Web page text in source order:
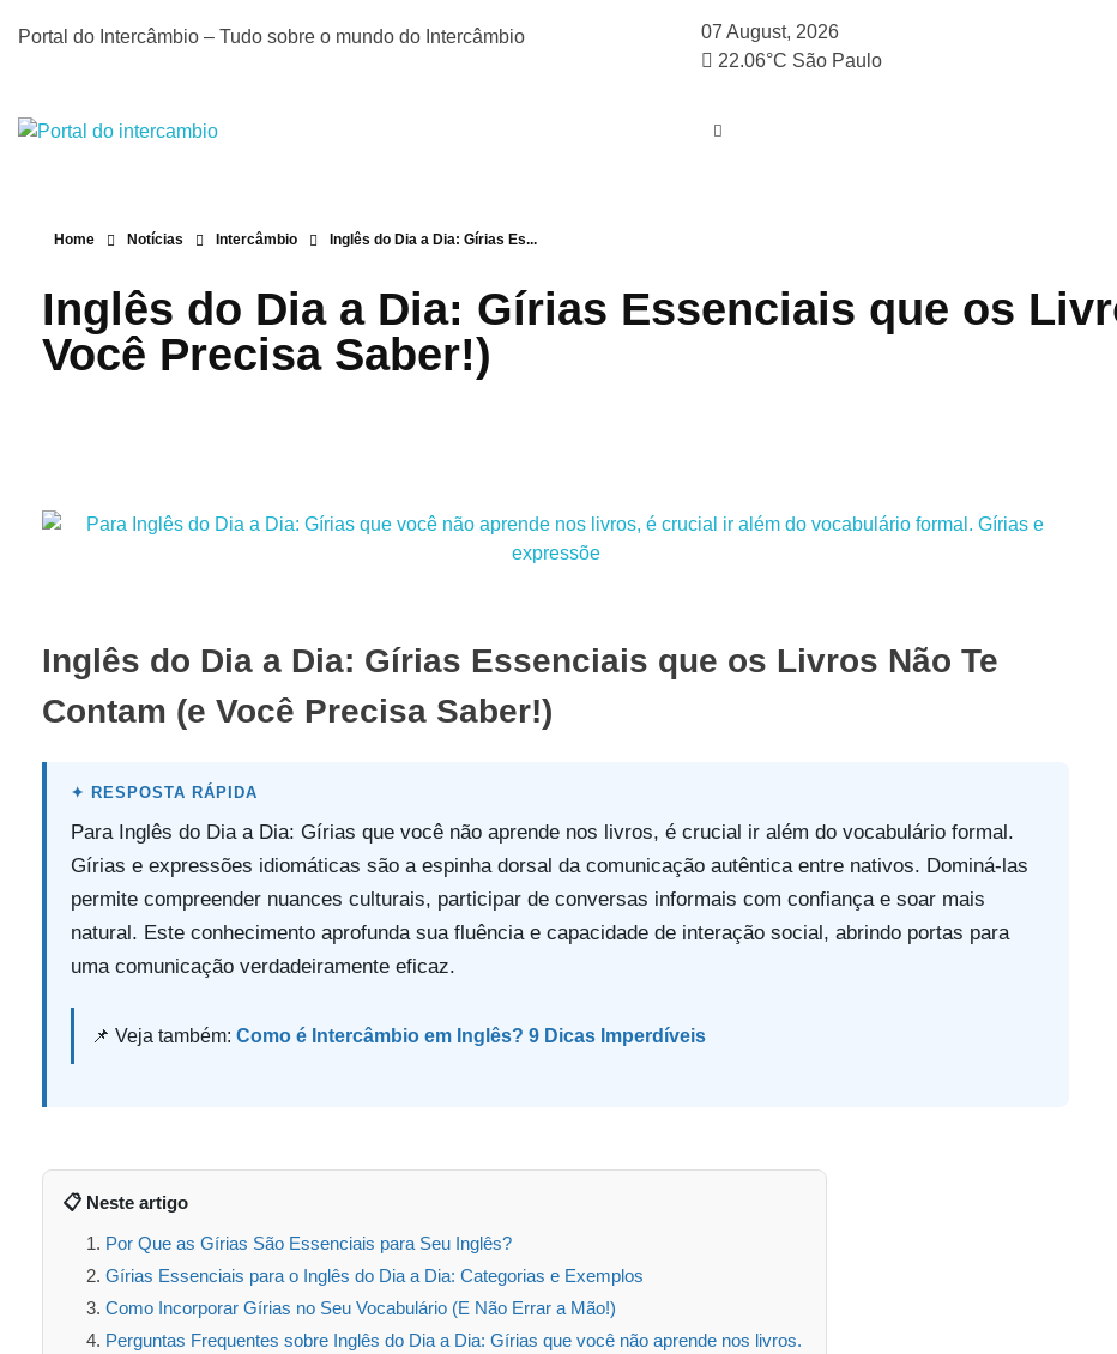
Portal do Intercâmbio – Tudo sobre o mundo do Intercâmbio
07 August, 2026
22.06°C São Paulo
Home Notícias Intercâmbio Inglês do Dia a Dia: Gírias Es...
Inglês do Dia a Dia: Gírias Essenciais que os
Você Precisa Saber!)
Inglês do Dia a Dia: Gírias Essenciais que os Livros Não Te
Contam (e Você Precisa Saber!)
Para Inglês do Dia a Dia: Gírias que você não aprende nos livros, é crucial ir além do vocabulário formal.
Gírias e expressões idiomáticas são a espinha dorsal da comunicação autêntica entre nativos. Dominá-las
permite compreender nuances culturais, participar de conversas informais com confiança e soar mais
natural. Este conhecimento aprofunda sua fluência e capacidade de interação social, abrindo portas para
uma comunicação verdadeiramente eficaz.
📌 Veja também: Como é Intercâmbio em Inglês? 9 Dicas Imperdíveis
📋 Neste artigo
Por Que as Gírias São Essenciais para Seu Inglês?
Gírias Essenciais para o Inglês do Dia a Dia: Categorias e Exemplos
Como Incorporar Gírias no Seu Vocabulário (E Não Errar a Mão!)
Perguntas Frequentes sobre Inglês do Dia a Dia: Gírias que você não aprende nos livros.